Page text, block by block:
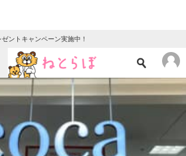
ントキャンペーン実施中！
ニュース
クイズ
地域